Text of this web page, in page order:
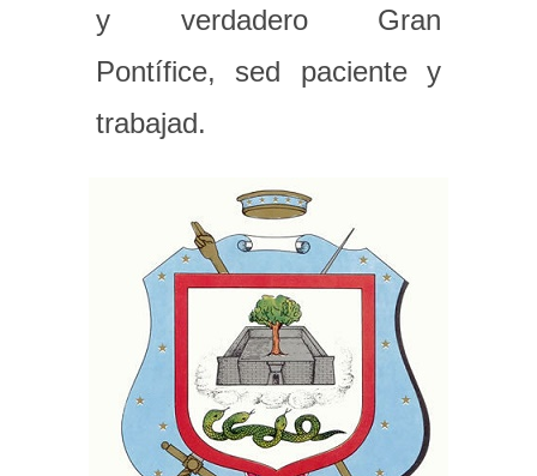
y verdadero Gran
Pontífice, sed paciente y
trabajad.